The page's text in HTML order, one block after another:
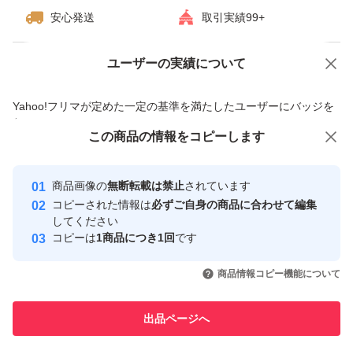
安心発送 取引実績99+
ユーザーの実績について
Yahoo!フリマが定めた一定の基準を満たしたユーザーにバッジを
付与しています
安心取引出品者
心・安全なユーザーです
取引実績
引を完了させた実績があります
での取引実績があります
価格の相談 商品への質問
この商品の情報をコピーします
商品画像の無断転載は禁止されています
コピーされた情報は必ずご自身の商品に合わせて編集
してください
コピーは1商品につき1回です
商品情報コピー機能について
出品ページへ
この商品をみている人にオススメ